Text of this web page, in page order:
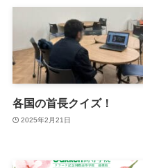
各国の首長クイズ！
2025年2月21日